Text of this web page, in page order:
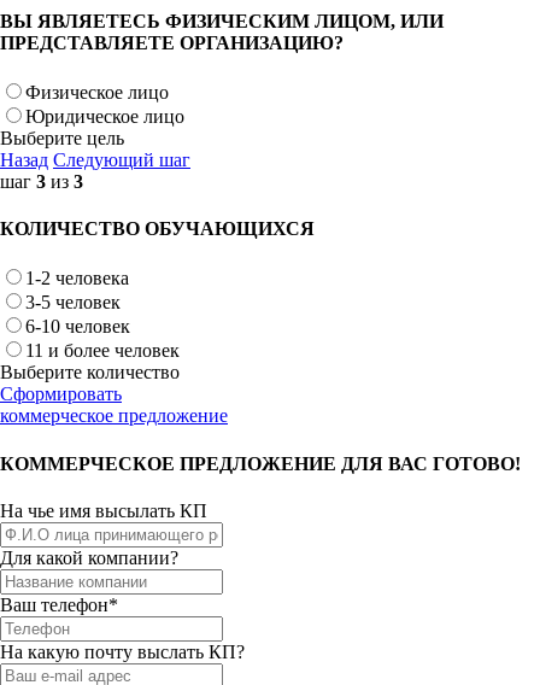
ВЫ ЯВЛЯЕТЕСЬ ФИЗИЧЕСКИМ ЛИЦОМ, ИЛИ
ПРЕДСТАВЛЯЕТЕ ОРГАНИЗАЦИЮ?
Физическое лицо
Юридическое лицо
Выберите цель
Назад Следующий шаг
шаг 3 из 3
КОЛИЧЕСТВО ОБУЧАЮЩИХСЯ
1-2 человека
3-5 человек
6-10 человек
11 и более человек
Выберите количество
Сформировать
коммерческое предложение
КОММЕРЧЕСКОЕ ПРЕДЛОЖЕНИЕ ДЛЯ ВАС ГОТОВО!
На чье имя высылать КП
Для какой компании?
Ваш телефон*
На какую почту выслать КП?